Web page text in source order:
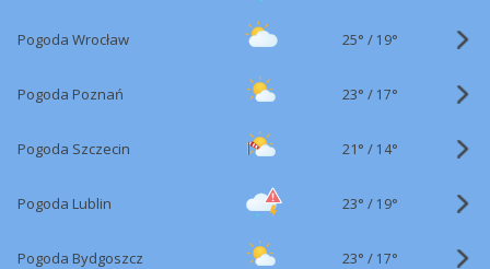
Pogoda Wrocław 25° / 19°
Pogoda Poznań 23° / 17°
Pogoda Szczecin 21° / 14°
Pogoda Lublin 23° / 19°
Pogoda Bydgoszcz 23° / 17°